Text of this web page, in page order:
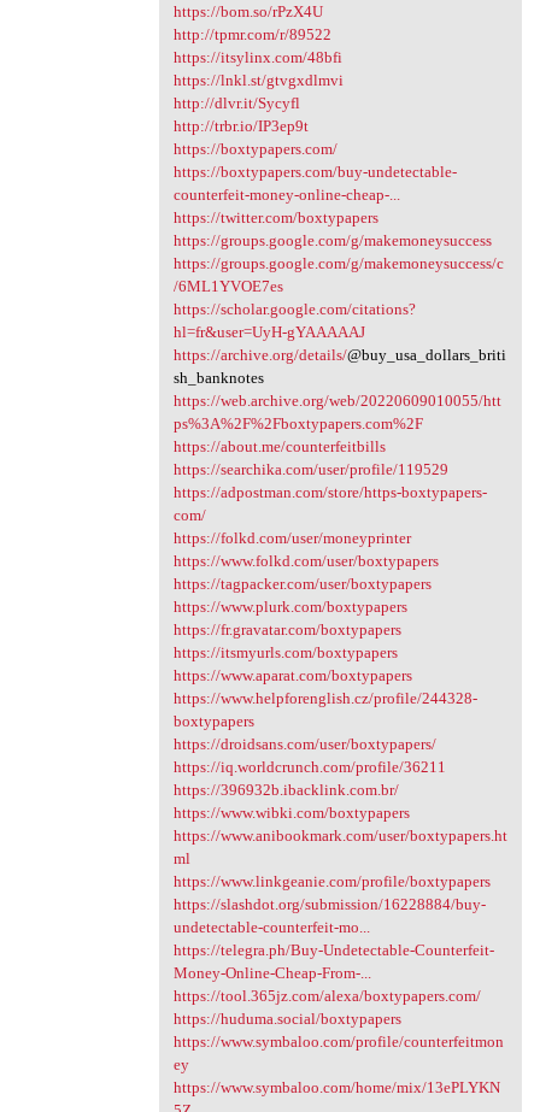
https://bom.so/rPzX4U
http://tpmr.com/r/89522
https://itsylinx.com/48bfi
https://lnkl.st/gtvgxdlmvi
http://dlvr.it/Sycyfl
http://trbr.io/IP3ep9t
https://boxtypapers.com/
https://boxtypapers.com/buy-undetectable-
counterfeit-money-online-cheap-...
https://twitter.com/boxtypapers
https://groups.google.com/g/makemoneysuccess
https://groups.google.com/g/makemoneysuccess/c
/6ML1YVOE7es
https://scholar.google.com/citations?
hl=fr&user=UyH-gYAAAAAJ
https://archive.org/details/@buy_usa_dollars_briti
sh_banknotes
https://web.archive.org/web/20220609010055/htt
ps%3A%2F%2Fboxtypapers.com%2F
https://about.me/counterfeitbills
https://searchika.com/user/profile/119529
https://adpostman.com/store/https-boxtypapers-
com/
https://folkd.com/user/moneyprinter
https://www.folkd.com/user/boxtypapers
https://tagpacker.com/user/boxtypapers
https://www.plurk.com/boxtypapers
https://fr.gravatar.com/boxtypapers
https://itsmyurls.com/boxtypapers
https://www.aparat.com/boxtypapers
https://www.helpforenglish.cz/profile/244328-
boxtypapers
https://droidsans.com/user/boxtypapers/
https://iq.worldcrunch.com/profile/36211
https://396932b.ibacklink.com.br/
https://www.wibki.com/boxtypapers
https://www.anibookmark.com/user/boxtypapers.ht
ml
https://www.linkgeanie.com/profile/boxtypapers
https://slashdot.org/submission/16228884/buy-
undetectable-counterfeit-mo...
https://telegra.ph/Buy-Undetectable-Counterfeit-
Money-Online-Cheap-From-...
https://tool.365jz.com/alexa/boxtypapers.com/
https://huduma.social/boxtypapers
https://www.symbaloo.com/profile/counterfeitmon
ey
https://www.symbaloo.com/home/mix/13ePLYKN